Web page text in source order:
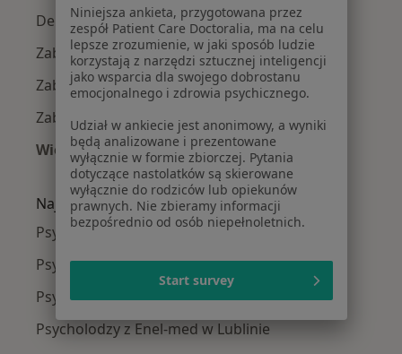
Depresja w Lublinie
Zaburzenia lękowe w Lublinie
Zaburzenia nastroju w Lublinie
Zaburzenia emocjonalne w Lublinie
Więcej (15)
Więcej w kategorii: Najczęście leczone
Najpopularniejsze ubezpieczenia
Psycholodzy z PZU Zdrowie w Lublinie
Psycholodzy z NFZ w Lublinie
Psycholodzy z POLMED w Lublinie
Psycholodzy z Enel-med w Lublinie
Niniejsza ankieta, przygotowana przez
zespół Patient Care Doctoralia, ma na celu
lepsze zrozumienie, w jaki sposób ludzie
korzystają z narzędzi sztucznej inteligencji
jako wsparcia dla swojego dobrostanu
emocjonalnego i zdrowia psychicznego.
Udział w ankiecie jest anonimowy, a wyniki
będą analizowane i prezentowane
wyłącznie w formie zbiorczej. Pytania
dotyczące nastolatków są skierowane
wyłącznie do rodziców lub opiekunów
prawnych. Nie zbieramy informacji
bezpośrednio od osób niepełnoletnich.
Start survey